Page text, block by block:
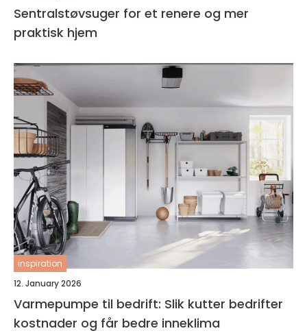
Sentralstøvsuger for et renere og mer
praktisk hjem
inspiration
12. January 2026
Varmepumpe til bedrift: Slik kutter bedrifter
kostnader og får bedre inneklima